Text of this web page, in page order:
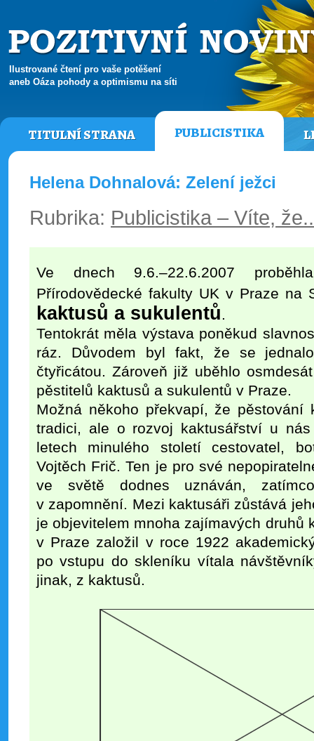
Ilustrované čtení pro vaše potěšení
aneb Oáza pohody a optimismu na síti
TITULNÍ STRANA PUBLICISTIKA
Helena Dohnalová: Zelení ježci
Rubrika: Publicistika – Víte,
Ve dnech 9.6.–22.6.2007
Přírodovědecké fakulty UK v Praze na
kaktusů a sukulentů.
Tentokrát měla výstava poněkud
ráz. Důvodem byl fakt, že se
čtyřicátou. Zároveň již uběhlo
pěstitelů kaktusů a sukulentů v Praze.
Možná někoho překvapí, že
tradici, ale o rozvoj kaktusářství u
letech minulého století cestovatel,
Vojtěch Frič. Ten je pro své
ve světě dodnes uznáván,
v zapomnění. Mezi kaktusáři zůstává
je objevitelem mnoha zajímavých druhů
v Praze založil v roce 1922
po vstupu do skleníku vítala
jinak, z kaktusů.